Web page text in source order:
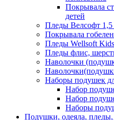
Покрывала
детей
Пледы Велсофт
Покрывала
Пледы Wellsoft Kids
Пледы флис,
Наволочки
Наборы подушек
Набор
Набор
Наборы
Подушки, одеяла,